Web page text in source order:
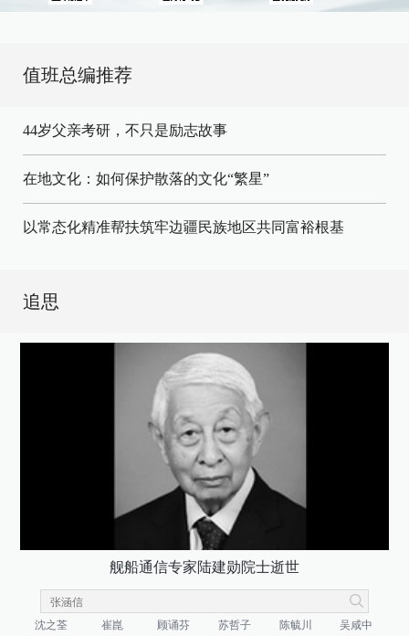
值班总编推荐
44岁父亲考研，不只是励志故事
在地文化：如何保护散落的文化“繁星”
以常态化精准帮扶筑牢边疆民族地区共同富裕根基
追思
舰船通信专家陆建勋院士逝世
沈之荃 崔崑 顾诵芬 苏哲子 陈毓川
吴咸中